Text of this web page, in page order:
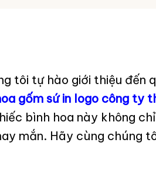
tôi tự hào giới thiệu đến
gốm sứ in logo công ty
bình hoa này không
mắn. Hãy cùng chúng